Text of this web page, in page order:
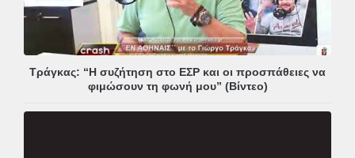
Τράγκας: “Η συζήτηση στο ΕΣΡ και οι προσπάθειες να
φιμώσουν τη φωνή μου” (Βίντεο)